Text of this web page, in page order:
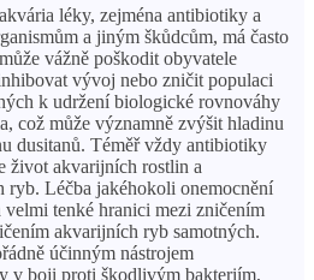
léky, zejména antibiotiky a
a jiným škůdcům, má často
vážně poškodit obyvatele
vývoj nebo zničit populaci
k udržení biologické rovnováhy
což může významně zvýšit hladinu
dusitanů. Téměř vždy antibiotiky
život akvarijních rostlin a
ryb. Léčba jakéhokoli onemocnění
tenké hranici mezi zničením
akvarijních ryb samotných.
účinným nástrojem
v boji proti škodlivým bakteriím,